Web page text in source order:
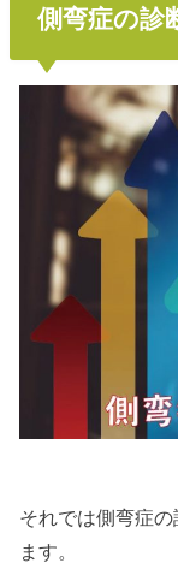
側弯症の診
それでは側弯症
ます。